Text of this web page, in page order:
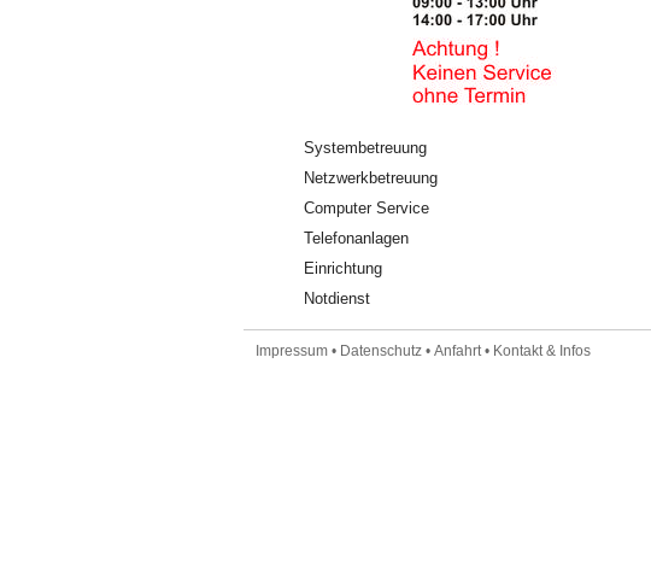
Systembetreuung
Netzwerkbetreuung
Computer Service
Telefonanlagen
Einrichtung
Notdienst
Impressum • Datenschutz • Anfahrt• Kontakt & Infos